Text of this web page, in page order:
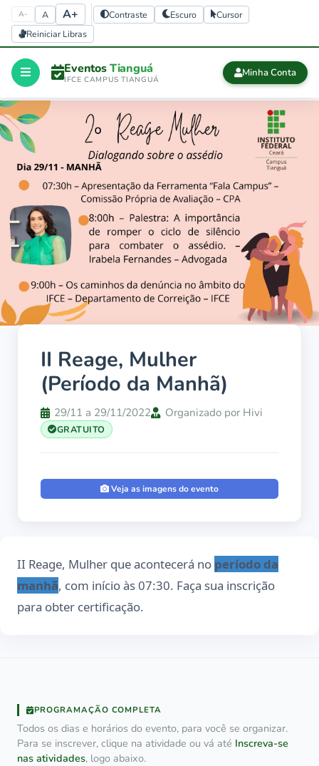
A- A A+ Contraste Escuro
Cursor
Reiniciar Libras
CERTIFICADOS
history
Eventos
EventosTianguá
IFCE CAMPUS TIANGUÁ
Minha Conta
II Reage, Mulher
(Período da Manhã)
29/11 a 29/11/2022 Organizado por Hivi
GRATUITO
Veja as imagens do evento
II Reage, Mulher que acontecerá no período da
manhã, com início às 07:30. Faça sua inscrição
para obter certificação.
PROGRAMAÇÃO COMPLETA
Todos os dias e horários do evento, para você se organizar.
Para se inscrever, clique na atividade ou vá até Inscreva-se
nas atividades, logo abaixo.